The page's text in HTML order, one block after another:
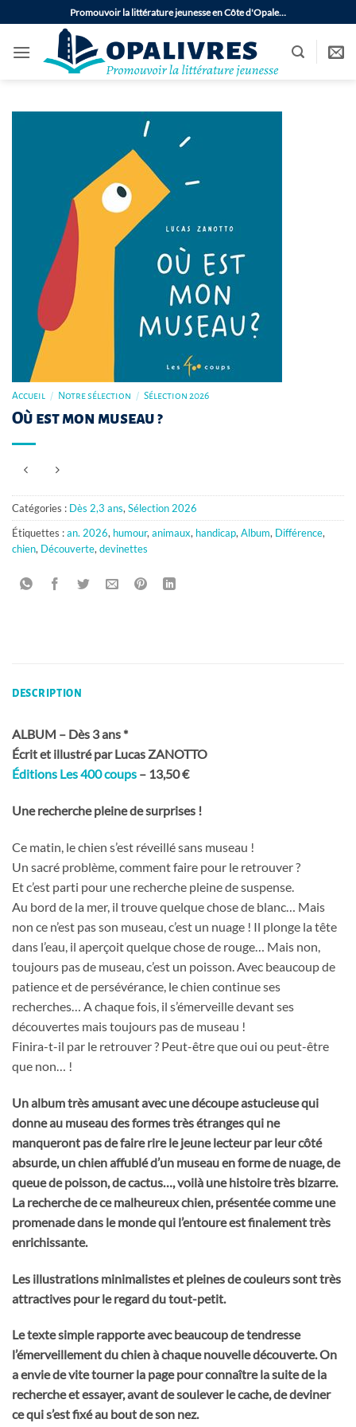
au
contenu
Promouvoir la littérature jeunesse en Côte d'Opale…
Accueil / Notre sélection / Sélection 2026
Où est mon museau ?
Catégories : Dès 2,3 ans,Sélection 2026
Étiquettes :an. 2026, humour,animaux, handicap,Album, Différence,
chien, Découverte,devinettes
DESCRIPTION
ALBUM – Dès 3 ans *
Écrit et illustré par Lucas ZANOTTO
Éditions Les 400 coups – 13,50 €
Une recherche pleine de surprises !
Ce matin, le chien s’est réveillé sans museau !
Un sacré problème, comment faire pour le retrouver ?
Et c’est parti pour une recherche pleine de suspense.
Au bord de la mer, il trouve quelque chose de blanc… Mais
non ce n’est pas son museau, c’est un nuage ! Il plonge la tête
dans l’eau, il aperçoit quelque chose de rouge… Mais non,
toujours pas de museau, c’est un poisson. Avec beaucoup de
patience et de persévérance, le chien continue ses
recherches… A chaque fois, il s’émerveille devant ses
découvertes mais toujours pas de museau !
Finira-t-il par le retrouver ? Peut-être que oui ou peut-être
que non… !
Un album très amusant avec une découpe astucieuse qui
donne au museau des formes très étranges qui ne
manqueront pas de faire rire le jeune lecteur par leur côté
absurde, un chien affublé d’un museau en forme de nuage, de
queue de poisson, de cactus…, voilà une histoire très bizarre.
La recherche de ce malheureux chien, présentée comme une
promenade dans le monde qui l’entoure est finalement très
enrichissante.
Les illustrations minimalistes et pleines de couleurs sont très
attractives pour le regard du tout-petit.
Le texte simple rapporte avec beaucoup de tendresse
l’émerveillement du chien à chaque nouvelle découverte. On
a envie de vite tourner la page pour connaître la suite de la
recherche et essayer, avant de soulever le cache, de deviner
ce qui s’est fixé au bout de son nez.